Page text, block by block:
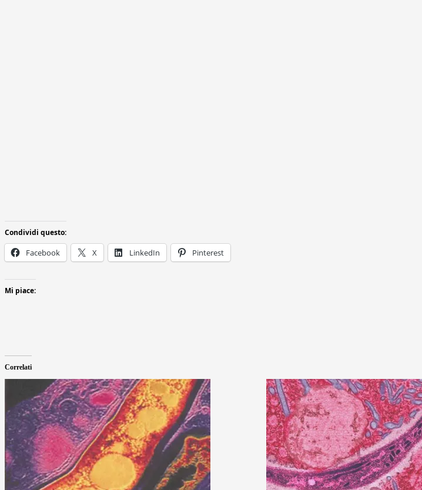
Condividi questo:
Facebook X LinkedIn Pinterest
Mi piace:
Correlati